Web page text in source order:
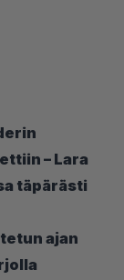
– Lara
täpärästi
ajan